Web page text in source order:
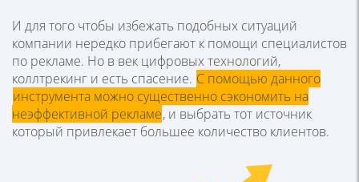
звонок на настоящий номер компании. Подходит для
оценки рекламы в интернете.
И для того чтобы избежать подобных ситуаций
компании нередко прибегают к помощи специалистов
по рекламе. Но в век цифровых технологий,
коллтрекинг и есть спасение. С помощью данного
инструмента можно существенно сэкономить на
неэффективной рекламе, и выбрать тот источник
который привлекает большее количество клиентов.